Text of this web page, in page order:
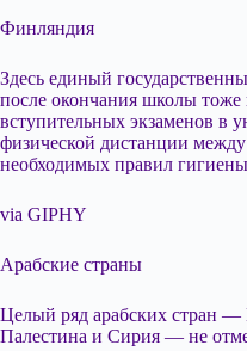
Финляндия
Здесь единый
после окончания школы
вступительных экзаменов в
физической дистанции
необходимых правил
via GIPHY
Арабские страны
Целый ряд арабских стран
Палестина и Сирия — не